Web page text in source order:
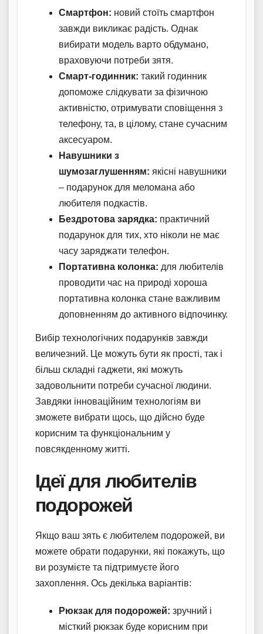
Смартфон: новий стоїть смартфон
завжди викликає радість. Однак
вибирати модель варто обдумано,
враховуючи потреби зятя.
Смарт-годинник: такий годинник
допоможе слідкувати за фізичною
активністю, отримувати сповіщення з
телефону, та, в цілому, стане сучасним
аксесуаром.
Навушники з
шумозаглушенням: якісні навушники
– подарунок для меломана або
любителя подкастів.
Бездротова зарядка: практичний
подарунок для тих, хто ніколи не має
часу заряджати телефон.
Портативна колонка: для любителів
проводити час на природі хороша
портативна колонка стане важливим
доповненням до активного відпочинку.
Вибір технологічних подарунків завжди
величезний. Це можуть бути як прості, так і
більш складні гаджети, які можуть
задовольнити потреби сучасної людини.
Завдяки інноваційним технологіям ви
зможете вибрати щось, що дійсно буде
корисним та функціональним у
повсякденному житті.
Ідеї для любителів
подорожей
Якщо ваш зять є любителем подорожей, ви
можете обрати подарунки, які покажуть, що
ви розумієте та підтримуєте його
захоплення. Ось декілька варіантів:
Рюкзак для подорожей: зручний і
місткий рюкзак буде корисним при